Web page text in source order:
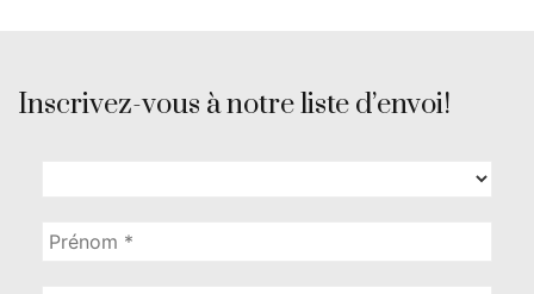
Inscrivez-vous à notre liste d’envoi!